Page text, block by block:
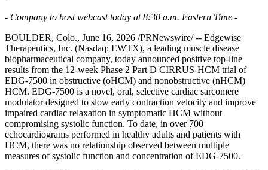
- Company to host webcast today at 8:30 a.m. Eastern Time -
BOULDER, Colo., June 16, 2026 /PRNewswire/ -- Edgewise
Therapeutics, Inc. (Nasdaq: EWTX), a leading muscle disease
biopharmaceutical company, today announced positive top-line
results from the 12-week Phase 2 Part D CIRRUS-HCM trial of
EDG-7500 in obstructive (oHCM) and nonobstructive (nHCM)
HCM. EDG-7500 is a novel, oral, selective cardiac sarcomere
modulator designed to slow early contraction velocity and improve
impaired cardiac relaxation in symptomatic HCM without
compromising systolic function. To date, in over 700
echocardiograms performed in healthy adults and patients with
HCM, there was no relationship observed between multiple
measures of systolic function and concentration of EDG-7500.